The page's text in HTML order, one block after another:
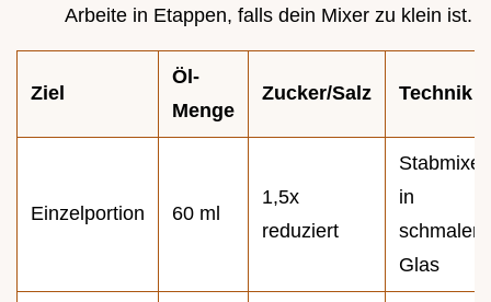
Arbeite in Etappen, falls dein Mixer zu klein ist.
Ziel
Öl-
Menge
Zucker/Salz Technik
Einzelportion 60 ml
1,5x
reduziert
Stabmixer
in
schmalem
Glas